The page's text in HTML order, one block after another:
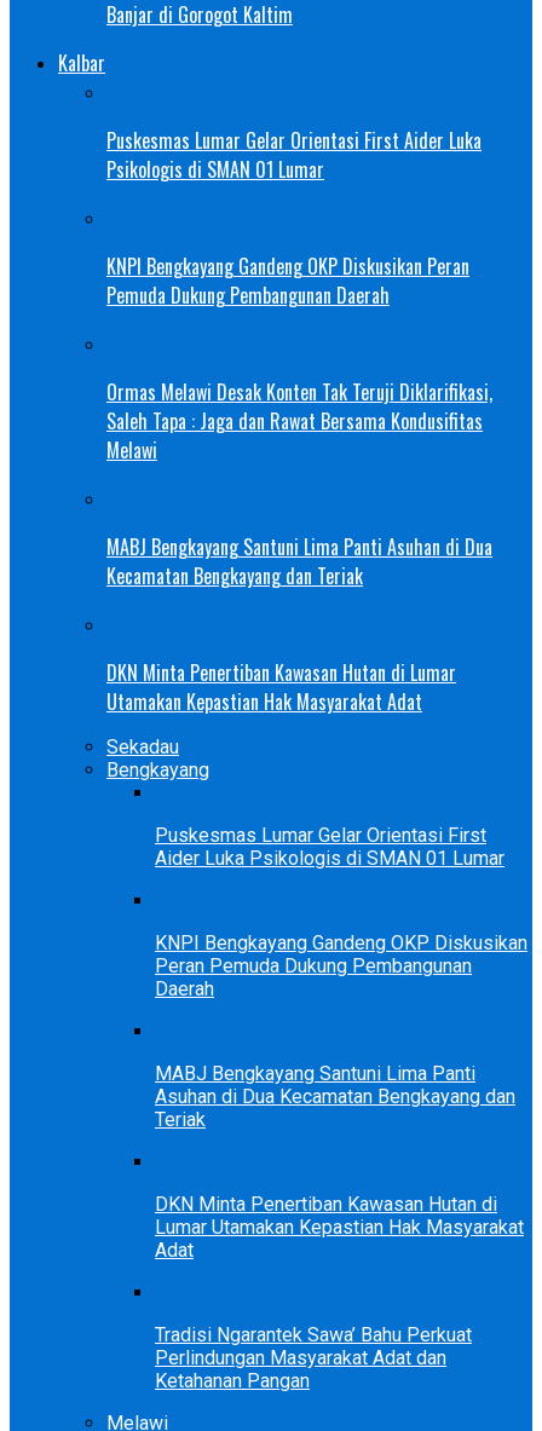
Banjar di Gorogot Kaltim
Kalbar
Puskesmas Lumar Gelar Orientasi First Aider Luka
Psikologis di SMAN 01 Lumar
KNPI Bengkayang Gandeng OKP Diskusikan Peran
Pemuda Dukung Pembangunan Daerah
Ormas Melawi Desak Konten Tak Teruji Diklarifikasi,
Saleh Tapa : Jaga dan Rawat Bersama Kondusifitas
Melawi
MABJ Bengkayang Santuni Lima Panti Asuhan di Dua
Kecamatan Bengkayang dan Teriak
DKN Minta Penertiban Kawasan Hutan di Lumar
Utamakan Kepastian Hak Masyarakat Adat
Sekadau
Bengkayang
Puskesmas Lumar Gelar Orientasi First
Aider Luka Psikologis di SMAN 01 Lumar
KNPI Bengkayang Gandeng OKP Diskusikan
Peran Pemuda Dukung Pembangunan
Daerah
MABJ Bengkayang Santuni Lima Panti
Asuhan di Dua Kecamatan Bengkayang dan
Teriak
DKN Minta Penertiban Kawasan Hutan di
Lumar Utamakan Kepastian Hak Masyarakat
Adat
Tradisi Ngarantek Sawa’ Bahu Perkuat
Perlindungan Masyarakat Adat dan
Ketahanan Pangan
Melawi